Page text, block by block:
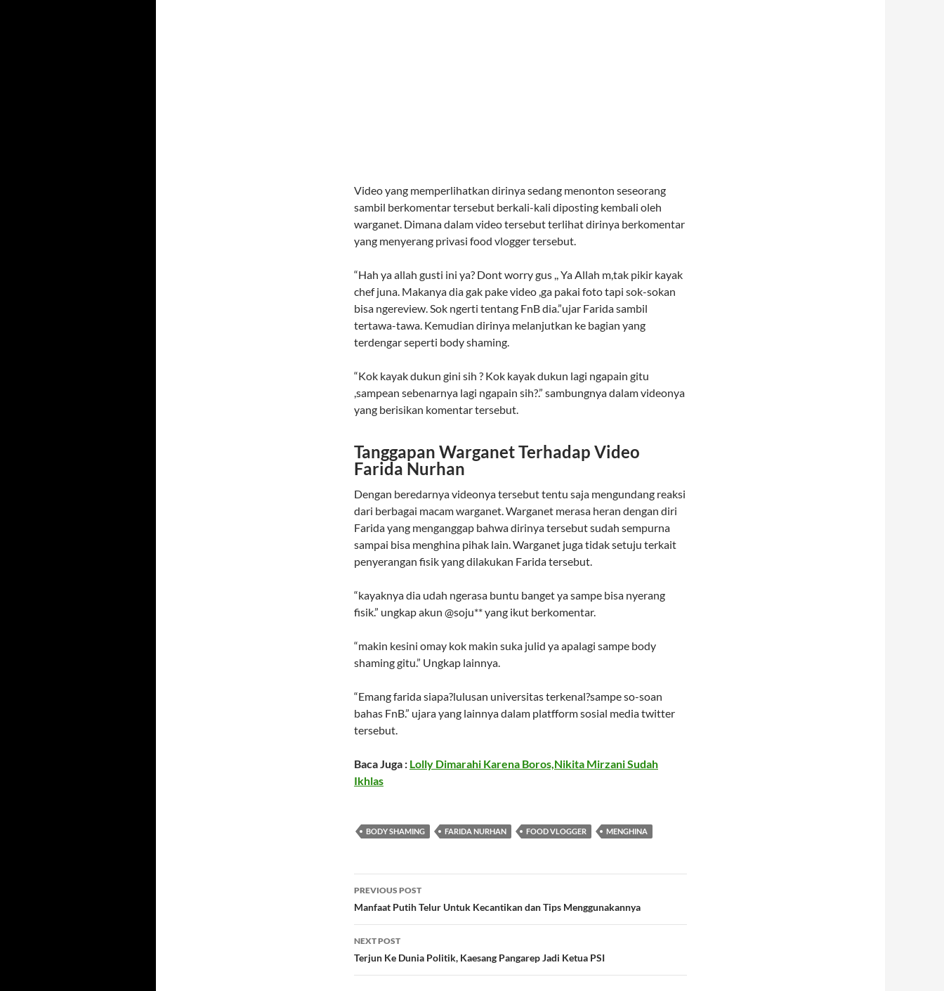
Video yang memperlihatkan dirinya sedang menonton seseorang
sambil berkomentar tersebut berkali-kali diposting kembali oleh
warganet. Dimana dalam video tersebut terlihat dirinya berkomentar
yang menyerang privasi food vlogger tersebut.
“Hah ya allah gusti ini ya? Dont worry gus ,, Ya Allah m,tak pikir kayak
chef juna. Makanya dia gak pake video ,ga pakai foto tapi sok-sokan
bisa ngereview. Sok ngerti tentang FnB dia.”ujar Farida sambil
tertawa-tawa. Kemudian dirinya melanjutkan ke bagian yang
terdengar seperti body shaming.
“Kok kayak dukun gini sih ? Kok kayak dukun lagi ngapain gitu
,sampean sebenarnya lagi ngapain sih?.” sambungnya dalam videonya
yang berisikan komentar tersebut.
Tanggapan Warganet Terhadap Video
Farida Nurhan
Dengan beredarnya videonya tersebut tentu saja mengundang reaksi
dari berbagai macam warganet. Warganet merasa heran dengan diri
Farida yang menganggap bahwa dirinya tersebut sudah sempurna
sampai bisa menghina pihak lain. Warganet juga tidak setuju terkait
penyerangan fisik yang dilakukan Farida tersebut.
“kayaknya dia udah ngerasa buntu banget ya sampe bisa nyerang
fisik.” ungkap akun @soju** yang ikut berkomentar.
“makin kesini omay kok makin suka julid ya apalagi sampe body
shaming gitu.” Ungkap lainnya.
“Emang farida siapa?lulusan universitas terkenal?sampe so-soan
bahas FnB.” ujara yang lainnya dalam platfform sosial media twitter
tersebut.
Baca Juga : Lolly Dimarahi Karena Boros,Nikita Mirzani Sudah
Ikhlas
BODY SHAMING FARIDA NURHAN FOOD VLOGGER MENGHINA
Post
navigation
PREVIOUS POST
Manfaat Putih Telur Untuk Kecantikan dan Tips Menggunakannya
NEXT POST
Terjun Ke Dunia Politik, Kaesang Pangarep Jadi Ketua PSI